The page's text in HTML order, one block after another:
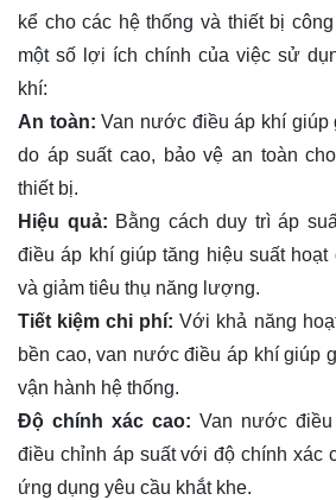
kể cho các hệ thống và thiết bị
một số lợi ích chính của việc sử
khí:
An toàn: Van nước điều áp khí giúp
do áp suất cao, bảo vệ an toàn
thiết bị.
Hiệu quả: Bằng cách duy trì áp
điều áp khí giúp tăng hiệu suất hoạt
và giảm tiêu thụ năng lượng.
Tiết kiệm chi phí: Với khả năng
bền cao, van nước điều áp khí giúp
vận hành hệ thống.
Độ chính xác cao: Van nước
điều chỉnh áp suất với độ chính xác
ứng dụng yêu cầu khắt khe.